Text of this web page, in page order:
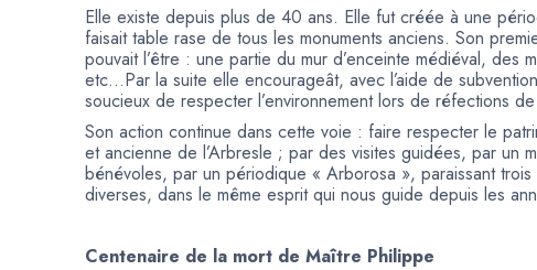
Elle existe depuis plus de 40 ans. Elle fut créée à une
faisait table rase de tous les monuments anciens. Son
pouvait l’être : une partie du mur d’enceinte médiéval, des
etc…Par la suite elle encourageât, avec l’aide de
soucieux de respecter l’environnement lors de réfections
Son action continue dans cette voie : faire respecter le
et ancienne de l’Arbresle ; par des visites guidées, par un
bénévoles, par un périodique « Arborosa », paraissant trois
diverses, dans le même esprit qui nous guide depuis les
Centenaire de la mort de Maître Philippe